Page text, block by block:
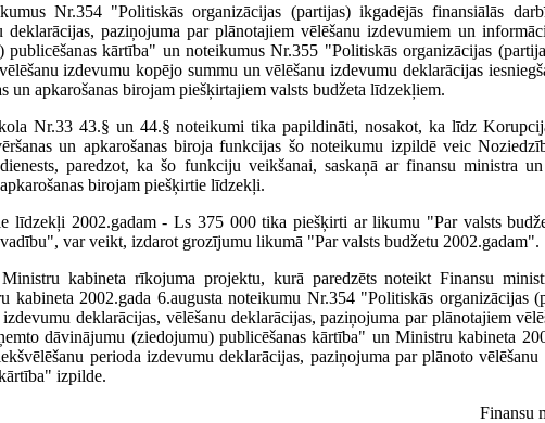
Nr.354 "Politiskās organizācijas (partijas) ikgadējās finansiālās
deklarācijas, paziņojuma par plānotajiem vēlēšanu izdevumiem un
kārtība" un noteikumus Nr.355 "Politiskās organizācijas
izdevumu kopējo summu un vēlēšanu izdevumu deklarācijas
apkarošanas birojam piešķirtajiem valsts budžeta līdzekļiem.
Nr.33 43.§ un 44.§ noteikumi tika papildināti, nosakot, ka līdz
un apkarošanas biroja funkcijas šo noteikumu izpildē veic
paredzot, ka šo funkciju veikšanai, saskaņā ar finansu ministra
birojam piešķirtie līdzekļi.
līdzekļi 2002.gadam - Ls 375 000 tika piešķirti ar likumu "Par valsts
var veikt, izdarot grozījumu likumā "Par valsts budžetu 2002.gadam".
kabineta rīkojuma projektu, kurā paredzēts noteikt Finansu
2002.gada 6.augusta noteikumu Nr.354 "Politiskās organizācijas
deklarācijas, vēlēšanu deklarācijas, paziņojuma par plānotajiem
dāvinājumu (ziedojumu) publicēšanas kārtība" un Ministru kabineta
perioda izdevumu deklarācijas, paziņojuma par plānoto
izpilde.
Finansu